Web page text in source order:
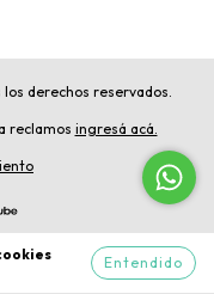
Entendido
derechos reservados.
reclamos ingresá acá.